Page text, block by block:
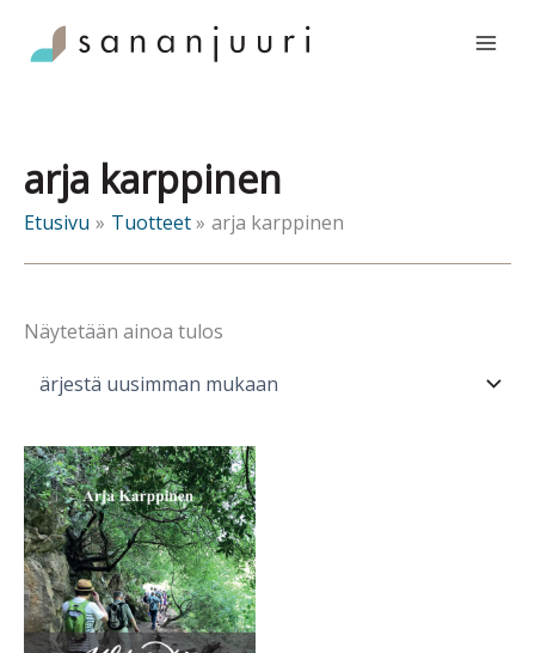
sisältöön
arja karppinen
Etusivu Tuotteet arja karppinen
Näytetään ainoa tulos